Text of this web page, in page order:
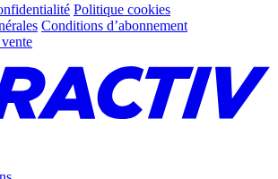
Politique cookies
Conditions d’abonnement